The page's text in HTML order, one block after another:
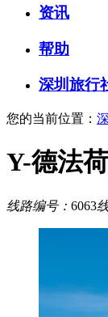
资讯
帮助
深圳旅行
您的当前位置：
Y-德法
线路编号： 6063